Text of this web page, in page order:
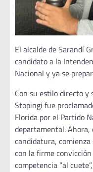
El alcalde de Sarandí
candidato a la
Nacional y ya se
Con su estilo directo y
Stopingi fue
Florida por el Partido
departamental. Ahora,
candidatura,
con la firme
competencia “al